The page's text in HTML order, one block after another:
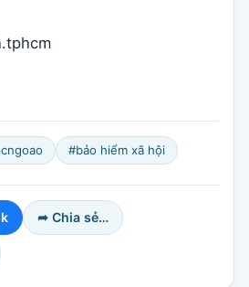
#bảo hiểm xã hội
➦ Chia sẻ…